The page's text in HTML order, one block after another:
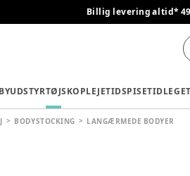
Billig levering altid*
TØJSKOPLEJETIDSPISETID
BODYSTOCKING LANGÆRMEDE BODYER